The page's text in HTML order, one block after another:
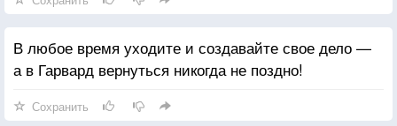
В любое время уходите и создавайте свое дело —
а в Гарвард вернуться никогда не поздно!
Сохранить